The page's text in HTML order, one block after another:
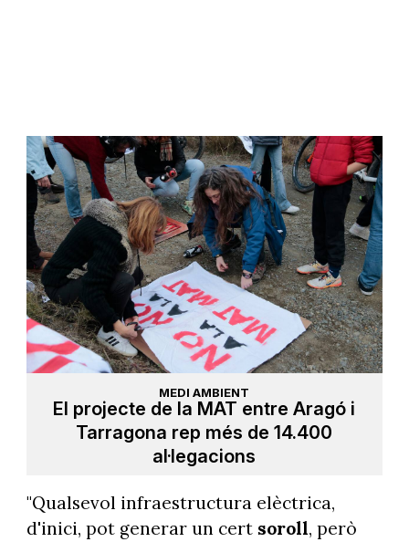
MEDI AMBIENT
El projecte de la MAT entre Aragó i
Tarragona rep més de 14.400
al·legacions
"Qualsevol infraestructura elèctrica,
d'inici, pot generar un cert soroll, però